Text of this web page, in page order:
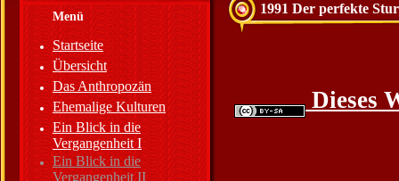
Menü
Startseite
Übersicht
Das Anthropozän
Ehemalige Kulturen
Ein Blick in die
Vergangenheit I
Ein Blick in die
Vergangenheit II
1991 Der perfekte
Dieses